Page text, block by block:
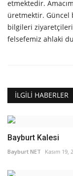
etmektedir.
üretmektir. Güncel
bilgileri
felsefemiz ahlaki
İLGILI HABERLER
Bayburt Kalesi
Bayburt NET Kasım 19,